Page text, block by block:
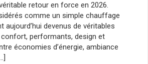
retour en force en 2026.
comme un simple chauffage
aujourd’hui devenus de véritables
performants, design et
économies d’énergie, ambiance